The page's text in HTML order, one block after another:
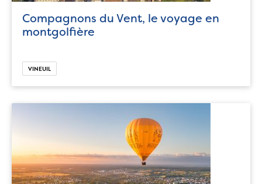
Compagnons du Vent, le voyage en
montgolfière
VINEUIL